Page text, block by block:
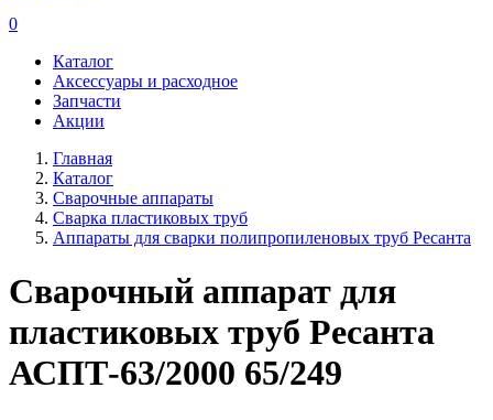
0
Каталог
Аксессуары и расходное
Запчасти
Акции
Главная
Каталог
Сварочные аппараты
Cварка пластиковых труб
Аппараты для сварки полипропиленовых труб Ресанта
Сварочный аппарат для
пластиковых труб Ресанта
АСПТ-63/2000 65/249